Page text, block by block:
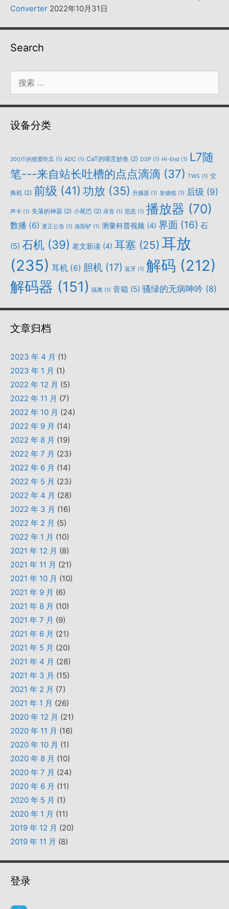
Converter 2022年10月31日
Search
索：
设备分类
200斤的猹爱吃瓜 (1) ADC (1) CaT的喵言妙鱼 (2) DSP (1) Hi-End (1) L7随
笔---来自站长吐槽的点点滴滴 (37) TWS (1) 交
换机 (2) 前级 (41) 功放 (35) 升频器 (1) 发烧线 (1) 后级 (9)
声卡 (1) 失落的神器 (2) 小尾巴 (2) 录音 (1) 恶恶 (1) 播放器 (70)
数播 (6) 更正公告 (1) 洛阳铲 (1) 测量科普视频 (4) 界面 (16) 石
(5) 石机 (39) 老文新读 (4) 耳塞 (25) 耳放
(235) 耳机 (6) 胆机 (17) 蓝牙 (1) 解码 (212)
解码器 (151) 隔离 (1) 音箱 (5) 骚绿的无病呻吟 (8)
文章归档
2023 年 4 月 (1)
2023 年 1 月 (1)
2022 年 12 月 (5)
2022 年 11 月 (7)
2022 年 10 月 (24)
2022 年 9 月 (14)
2022 年 8 月 (19)
2022 年 7 月 (23)
2022 年 6 月 (14)
2022 年 5 月 (23)
2022 年 4 月 (28)
2022 年 3 月 (16)
2022 年 2 月 (5)
2022 年 1 月 (10)
2021 年 12 月 (8)
2021 年 11 月 (21)
2021 年 10 月 (10)
2021 年 9 月 (6)
2021 年 8 月 (10)
2021 年 7 月 (9)
2021 年 6 月 (21)
2021 年 5 月 (20)
2021 年 4 月 (28)
2021 年 3 月 (15)
2021 年 2 月 (7)
2021 年 1 月 (26)
2020 年 12 月 (21)
2020 年 11 月 (16)
2020 年 10 月 (1)
2020 年 8 月 (10)
2020 年 7 月 (24)
2020 年 6 月 (11)
2020 年 5 月 (1)
2020 年 1 月 (11)
2019 年 12 月 (20)
2019 年 11 月 (8)
登录